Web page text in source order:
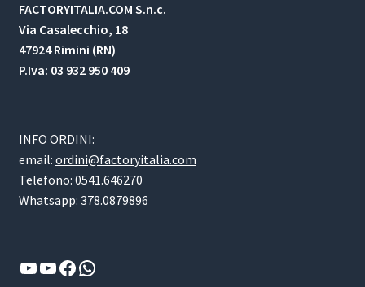
FACTORYITALIA.COM S.n.c.
Via Casalecchio, 18
47924 Rimini (RN)
P.Iva: 03 932 950 409
INFO ORDINI:
email: ordini@factoryitalia.com
Telefono: 0541.646270
Whatsapp: 378.0879896
YouTube
YouTube
Facebook
WhatsApp